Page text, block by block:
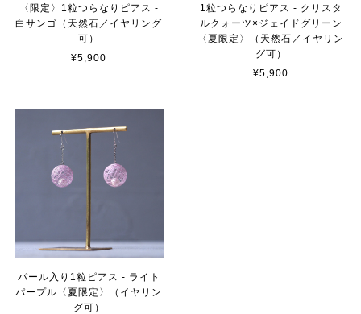
〈限定〉1粒つらなりピアス -
白サンゴ（天然石／イヤリング
可）
¥5,900
1粒つらなりピアス - クリスタ
ルクォーツ×ジェイドグリーン
〈夏限定〉（天然石／イヤリン
グ可）
¥5,900
パール入り1粒ピアス - ライト
パープル〈夏限定〉（イヤリン
グ可）